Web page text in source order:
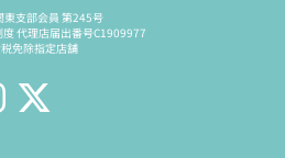
東支部会員 第245号
代理店届出番号C1909977
免除指定店舗